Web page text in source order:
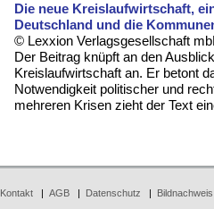
Die neue Kreislaufwirtschaft,
Deutschland und die
© Lexxion Verlagsgesellschaft
Der Beitrag knüpft an den
Kreislaufwirtschaft an. Er betont
Notwendigkeit politischer und
mehreren Krisen zieht der Text
Kontakt| AGB| Datenschutz | Bildnachweis